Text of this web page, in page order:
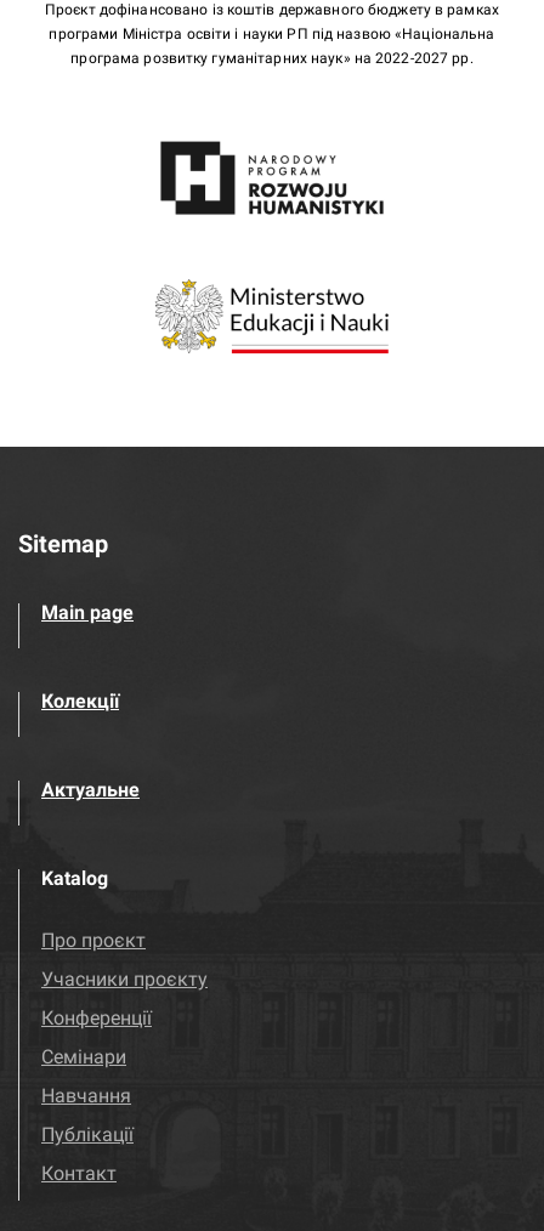
Проєкт дофінансовано із коштів державного бюджету в рамках
програми Міністра освіти і науки РП під назвою «Національна
програма розвитку гуманітарних наук» на 2022-2027 рр.
Sitemap
Main page
Колекції
Актуальне
Katalog
Про проєкт
Учасники проєкту
Конференції
Семінари
Навчання
Публікації
Контакт